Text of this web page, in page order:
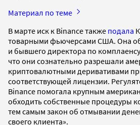
Материал по теме
В марте иск к Binance также подала
товарными фьючерсами США. Она
и бывшего директора по
что они сознательно разрешали
криптовалютными деривативами
соответствующей лицензии.
Binance помогала крупным
обходить собственные процедуры
тем самым закон об отмывании
своего клиента».